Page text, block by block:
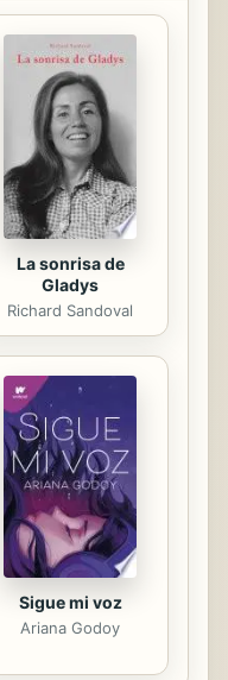
housed in our most
around the world),
in the work. This
domain in the
and
Within the
may freely copy
La sonrisa de
Gladys
Richard Sandoval
Sigue mi voz
Ariana Godoy